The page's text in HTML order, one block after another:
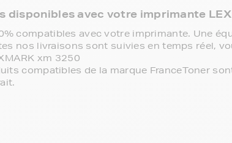
disponibles avec votre imprimante
compatibles avec votre imprimante. Une
nos livraisons sont suivies en temps réel,
xm 3250
compatibles de la marque FranceToner